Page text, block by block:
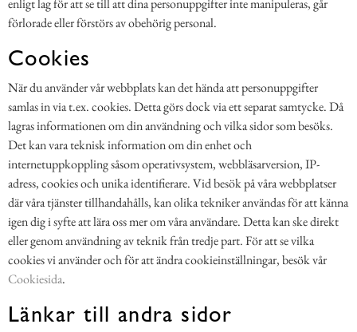
enligt lag för att se till att dina personuppgifter inte manipuleras, går
förlorade eller förstörs av obehörig personal.
Cookies
När du använder vår webbplats kan det hända att personuppgifter
samlas in via t.ex. cookies. Detta görs dock via ett separat samtycke. Då
lagras informationen om din användning och vilka sidor som besöks.
Det kan vara teknisk information om din enhet och
internetuppkoppling såsom operativsystem, webbläsarversion, IP-
adress, cookies och unika identifierare. Vid besök på våra webbplatser
där våra tjänster tillhandahålls, kan olika tekniker användas för att känna
igen dig i syfte att lära oss mer om våra användare. Detta kan ske direkt
eller genom användning av teknik från tredje part. För att se vilka
cookies vi använder och för att ändra cookieinställningar, besök vår
Cookiesida.
Länkar till andra sidor